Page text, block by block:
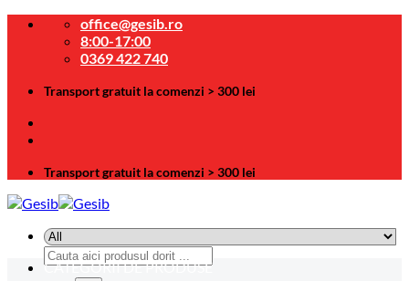
Skip
office@gesib.ro
8:00-17:00
0369 422 740
Transport gratuit la comenzi > 300 lei
Transport gratuit la comenzi > 300 lei
Caută
după:
CATEGORII DE PRODUSE